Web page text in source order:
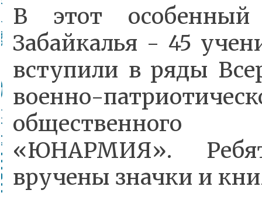
В этот
Забайкалья - 45
вступили в ряды
военно-
общественного
«ЮНАРМИЯ».
вручены значки и